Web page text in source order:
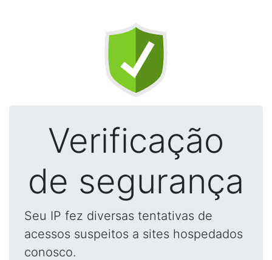
Verificação
de segurança
Seu IP fez diversas tentativas de
acessos suspeitos a sites hospedados
conosco.